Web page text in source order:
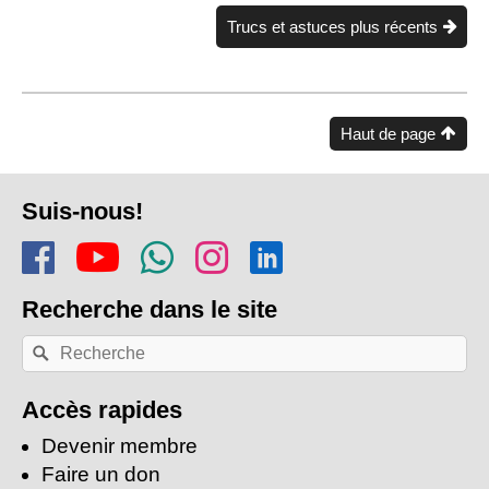
Trucs et astuces plus récents
Haut de page
de
page
Suis-nous!
Rejoins-nous sur Facebook
Regarde-nous sur
Rejoins notre
Suis-nous sur
Recherche dans le site
Recherche
par
clés:
Rechercher
Accès rapides
Devenir membre
Faire un don